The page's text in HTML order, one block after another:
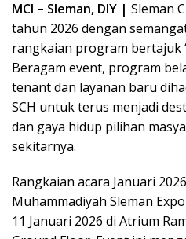
MCI – Sleman, DIY | Sleman
tahun 2026 dengan
rangkaian program bertajuk
Beragam event, program
tenant dan layanan baru
SCH untuk terus menjadi
dan gaya hidup pilihan
sekitarnya.
Rangkaian acara Januari
Muhammadiyah Sleman
11 Januari 2026 di Atrium